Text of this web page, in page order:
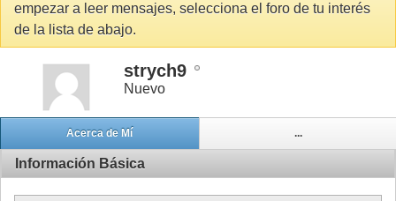
empezar a leer mensajes, selecciona el foro de tu interés
de la lista de abajo.
strych9
Nuevo
Acerca de Mí ...
Información Básica